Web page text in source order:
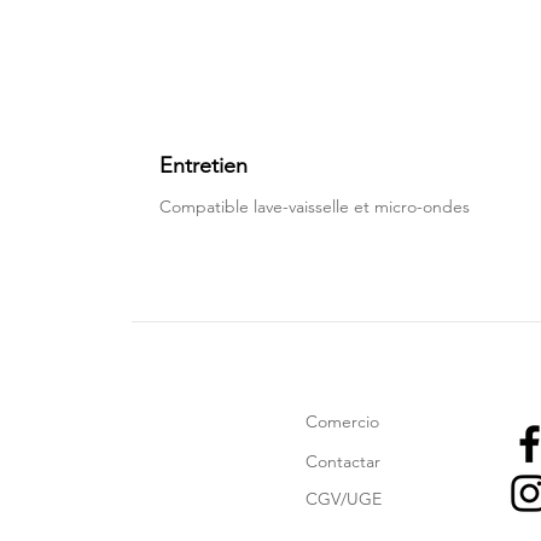
Entretien
Compatible lave-vaisselle et micro-ondes
Comercio
Contactar
CGV/UGE